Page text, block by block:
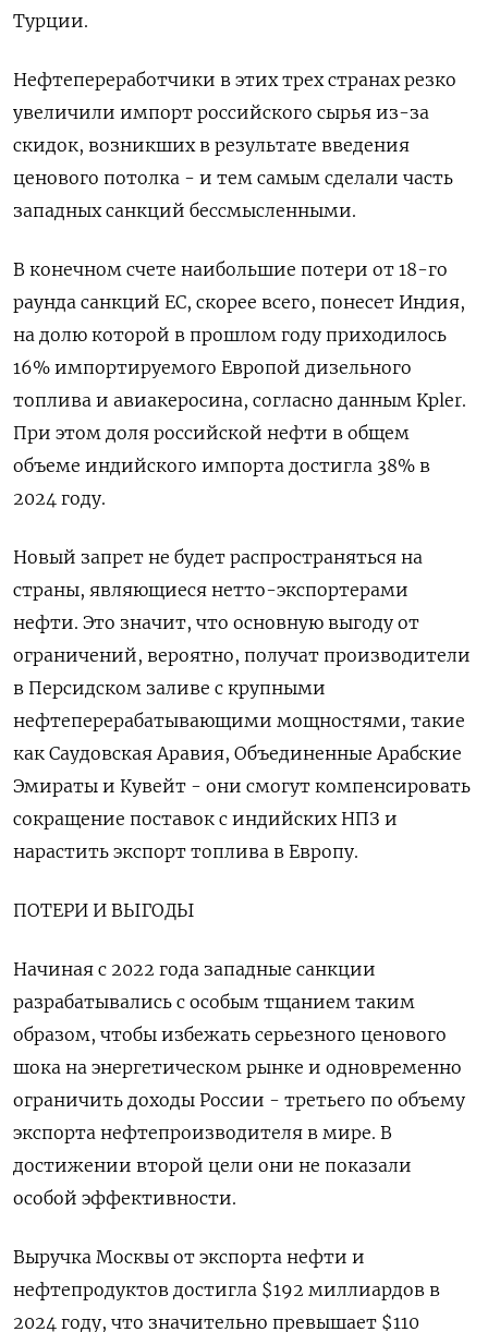
Турции.
Нефтепереработчики в этих трех странах резко
увеличили импорт российского сырья из-за
скидок, возникших в результате введения
ценового потолка - и тем самым сделали часть
западных санкций бессмысленными.
В конечном счете наибольшие потери от 18-го
раунда санкций ЕС, скорее всего, понесет Индия,
на долю которой в прошлом году приходилось
16% импортируемого Европой дизельного
топлива и авиакеросина, согласно данным Kpler.
При этом доля российской нефти в общем
объеме индийского импорта достигла 38% в
2024 году.
Новый запрет не будет распространяться на
страны, являющиеся нетто-экспортерами
нефти. Это значит, что основную выгоду от
ограничений, вероятно, получат производители
в Персидском заливе с крупными
нефтеперерабатывающими мощностями, такие
как Саудовская Аравия, Объединенные Арабские
Эмираты и Кувейт - они смогут компенсировать
сокращение поставок с индийских НПЗ и
нарастить экспорт топлива в Европу.
ПОТЕРИ И ВЫГОДЫ
Начиная с 2022 года западные санкции
разрабатывались с особым тщанием таким
образом, чтобы избежать серьезного ценового
шока на энергетическом рынке и одновременно
ограничить доходы России - третьего по объему
экспорта нефтепроизводителя в мире. В
достижении второй цели они не показали
особой эффективности.
Выручка Москвы от экспорта нефти и
нефтепродуктов достигла $192 миллиардов в
2024 году, что значительно превышает $110